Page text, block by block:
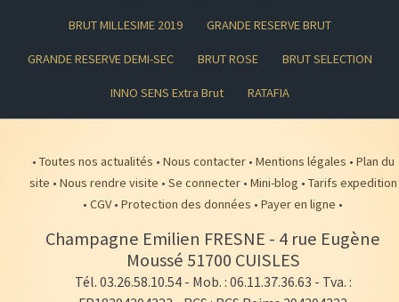
BRUT MILLESIME 2019 GRANDE RESERVE BRUT
GRANDE RESERVE DEMI-SEC BRUT ROSE BRUT SELECTION
INNO SENS Extra Brut RATAFIA
• Toutes nos actualités • Nous contacter • Mentions légales • Plan du
site • Nous rendre visite • Se connecter • Mini-blog • Tarifs expedition
• CGV• Protection des données • Payer en ligne •
Champagne Emilien FRESNE - 4 rue Eugène
Moussé 51700 CUISLES
Tél. 03.26.58.10.54 - Mob. : 06.11.37.36.63 - Tva. :